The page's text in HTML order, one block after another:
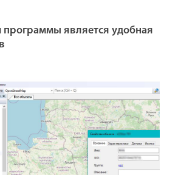
является удобная